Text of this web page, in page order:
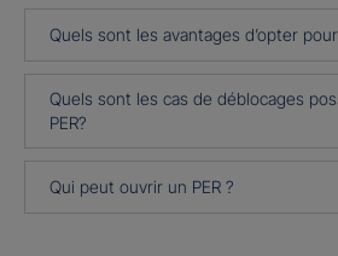
Quels sont les avantages d’opter pour
Quels sont les cas de déblocages
PER?
Qui peut ouvrir un PER ?